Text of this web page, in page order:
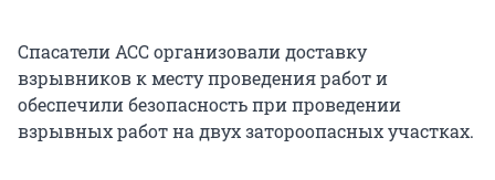
Спасатели АСС организовали доставку
взрывников к месту проведения работ и
обеспечили безопасность при проведении
взрывных работ на двух затороопасных участках.